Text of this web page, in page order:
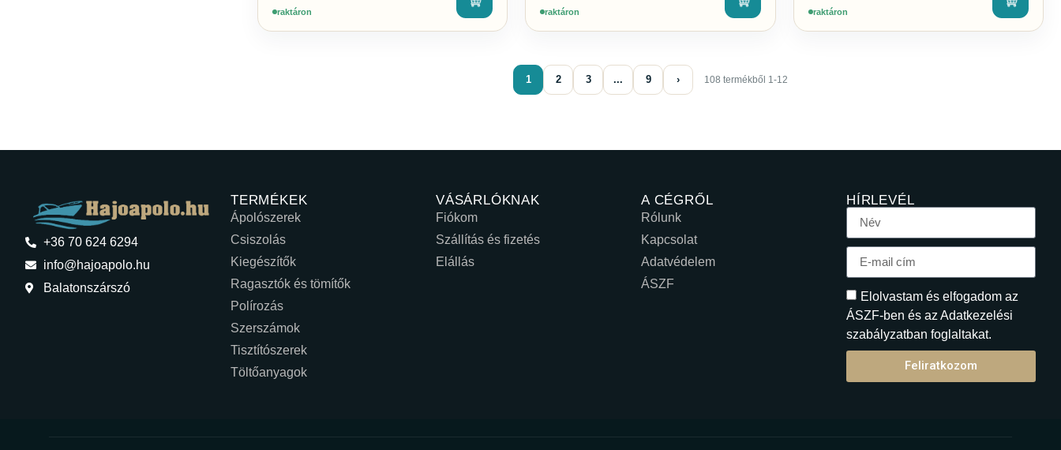
raktáron raktáron raktáron
1 2 3 ... 9 › 108 termékből 1-12
+36 70 624 6294
info@hajoapolo.hu
Balatonszárszó
TERMÉKEK
Ápolószerek
Csiszolás
Kiegészítők
Ragasztók és tömítők
Polírozás
Szerszámok
Tisztítószerek
Töltőanyagok
VÁSÁRLÓKNAK
Fiókom
Szállítás és fizetés
Elállás
A CÉGRŐL
Rólunk
Kapcsolat
Adatvédelem
ÁSZF
HÍRLEVÉL
Elolvastam és elfogadom az
ÁSZF-ben és az Adatkezelési
szabályzatban foglaltakat.
Feliratkozom